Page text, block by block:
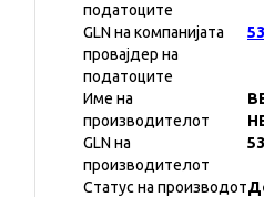
податоците
GLN на компанијата
провајдер на
податоците
Име на
производителот
GLN на
производителот
Статус на производот